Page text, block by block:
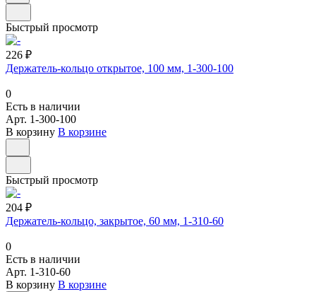
Быстрый просмотр
226 ₽
Держатель-кольцо открытое, 100 мм, 1-300-100
0
Есть в наличии
Арт. 1-300-100
В корзину В корзине
Быстрый просмотр
204 ₽
Держатель-кольцо, закрытое, 60 мм, 1-310-60
0
Есть в наличии
Арт. 1-310-60
В корзину В корзине